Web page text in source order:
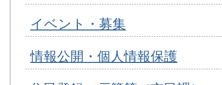
イベント・募集
情報公開・個人情報保護